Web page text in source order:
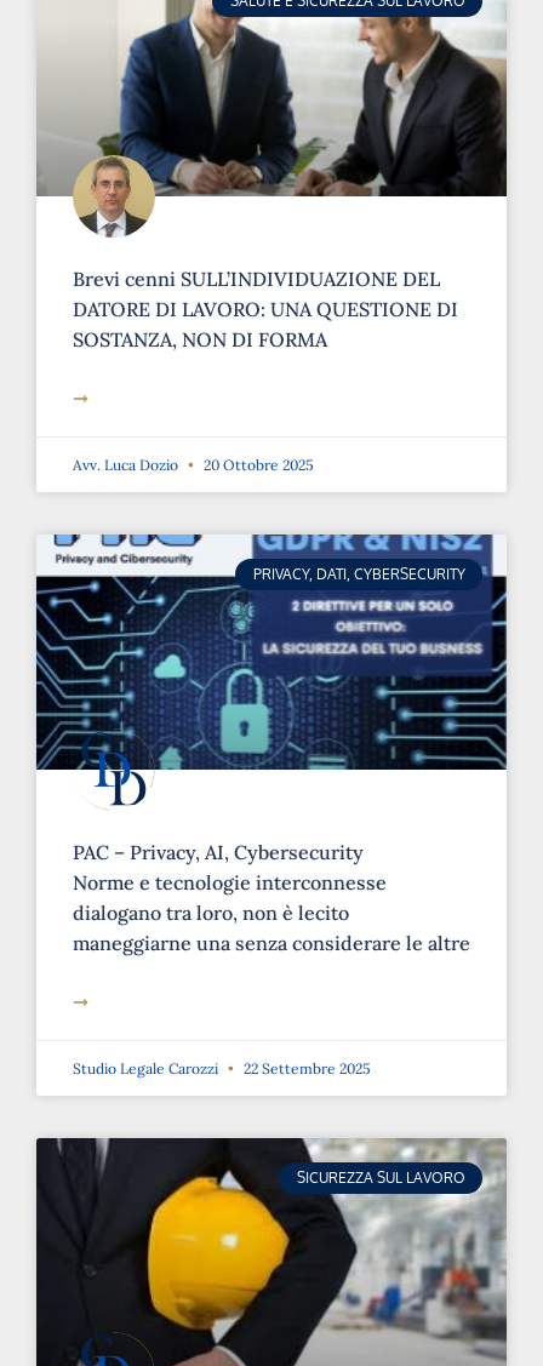
Brevi cenni SULL’INDIVIDUAZIONE DEL
DATORE DI LAVORO: UNA QUESTIONE DI
SOSTANZA, NON DI FORMA
➞
Avv. Luca Dozio 20 Ottobre 2025
PRIVACY, DATI, CYBERSECURITY
PAC – Privacy, AI, Cybersecurity
Norme e tecnologie interconnesse
dialogano tra loro, non è lecito
maneggiarne una senza considerare le altre
➞
Studio Legale Carozzi 22 Settembre 2025
SICUREZZA SUL LAVORO